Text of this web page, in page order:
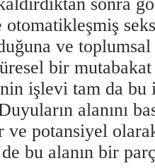
ve
bir
işlevi tam da
alanını
ve potansiyel
bu alanın bir